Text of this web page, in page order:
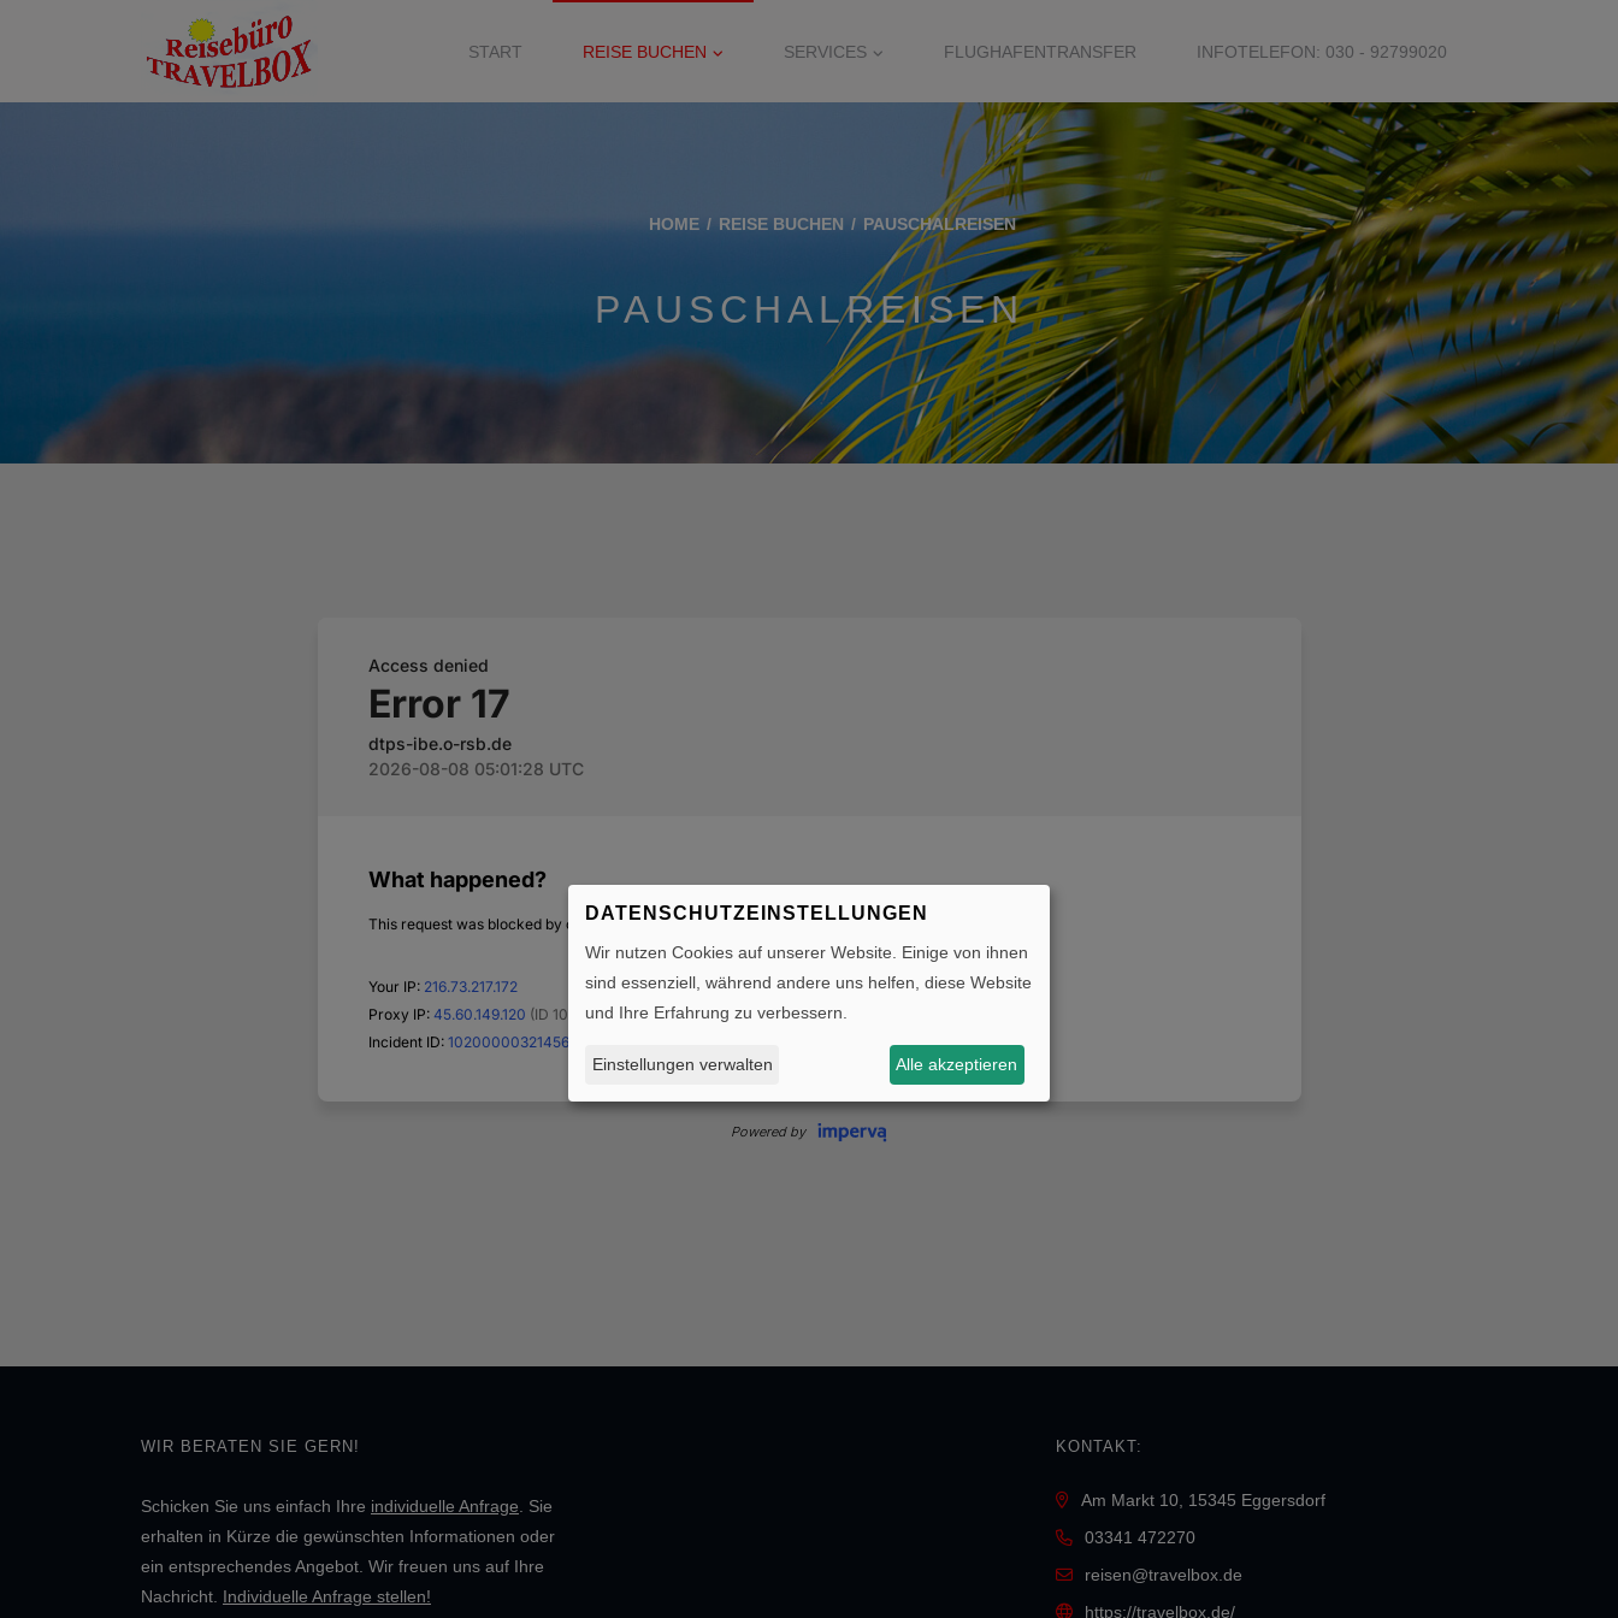
START REISE BUCHEN SERVICES FLUGHAFENTRANSFER INFOTELEFON: 030 - 92799020
HOME REISE BUCHEN PAUSCHALREISEN
PAUSCHALREISEN
WIR BERATEN SIE GERN!
Schicken Sie uns einfach Ihre individuelle Anfrage . Sie
erhalten in Kürze die gewünschten Informationen oder
ein entsprechendes Angebot. Wir freuen uns auf Ihre
Nachricht. Individuelle Anfrage stellen!
KONTAKT:
Am Markt 10, 15345 Eggersdorf
03341 472270
reisen@travelbox.de
https://travelbox.de/
DATENSCHUTZEINSTELLUNGEN
Wir nutzen Cookies auf unserer Website. Einige von ihnen
sind essenziell, während andere uns helfen, diese Website
und Ihre Erfahrung zu verbessern.
Einstellungen verwalten Alle akzeptieren